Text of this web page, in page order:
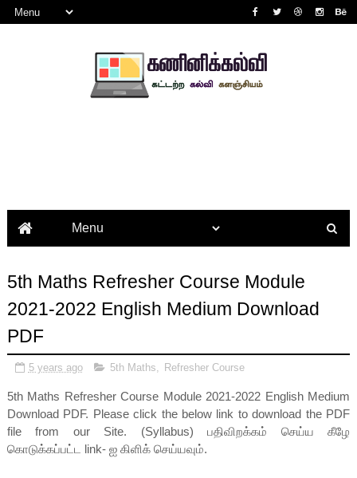
5th Maths Refresher Course Module
2021-2022 English Medium Download
PDF
5 years ago 5th Maths Refresher Course
5th Maths Refresher Course Module 2021-2022 English Medium
Download PDF. Please click the below link to download the PDF
file from our Site. (Syllabus) பதிவிறக்கம் செய்ய கீழே
கொடுக்கப்பட்ட link- ஐ கிளிக் செய்யவும்.